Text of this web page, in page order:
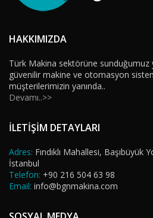
HAKKIMIZDA
Türk Makina sektörüne sunduğumuz
güvenilir makine ve otomasyon
müşterilerimizin yanında..
Devamı..>>
İLETİŞİM DETAYLARI
Adres: Fındıklı Mahallesi,
İstanbul
Telefon: +90 216 504 63 98
Email: info@bgnmakina.com